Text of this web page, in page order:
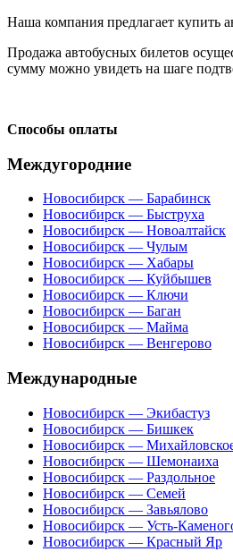
Наша компания предлагает купить
Продажа автобусных билетов
сумму можно увидеть на шаге
Способы оплаты
Междугородние
Новосибирск — Барабинск
Новосибирск — Быструха
Новосибирск — Новоалтайск
Новосибирск — Чулым
Новосибирск — Хабары
Новосибирск — Куйбышев
Новосибирск — Ключи
Новосибирск — Баган
Новосибирск — Майма
Новосибирск — Венгерово
Международные
Новосибирск — Экибастуз
Новосибирск — Бишкек
Новосибирск —
Новосибирск — Шемонаиха
Новосибирск — Раздольное
Новосибирск — Семей
Новосибирск — Завьялово
Новосибирск — Усть-
Новосибирск — Красный Яр